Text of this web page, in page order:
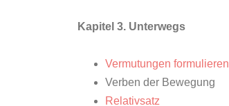
Kapitel 3. Unterwegs
Vermutungen formulieren
Verben der Bewegung
Relativsatz